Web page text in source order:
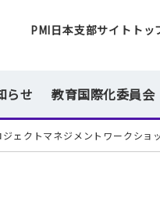
PMI日本支部サイトトッ
らせ 教育国際化委員
ェクトマネジメントワークショ